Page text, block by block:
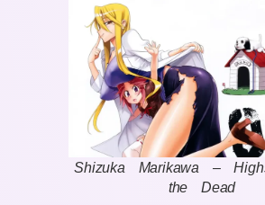
Shizuka Marikawa –
the Dead